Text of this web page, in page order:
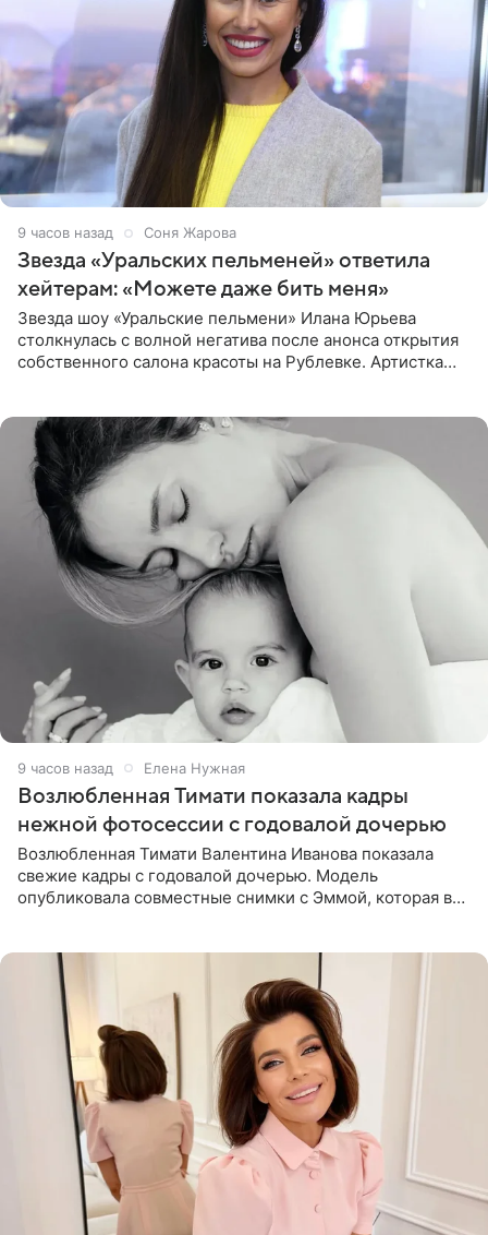
9 часов назад Соня Жарова
Звезда «Уральских пельменей» ответила
хейтерам: «Можете даже бить меня»
Звезда шоу «Уральские пельмени» Илана Юрьева
столкнулась с волной негатива после анонса открытия
собственного салона красоты на Рублевке. Артистка
9 часов назад Елена Нужная
Возлюбленная Тимати показала кадры
нежной фотосессии с годовалой дочерью
Возлюбленная Тимати Валентина Иванова показала
свежие кадры с годовалой дочерью. Модель
опубликовала совместные снимки с Эммой, которая в